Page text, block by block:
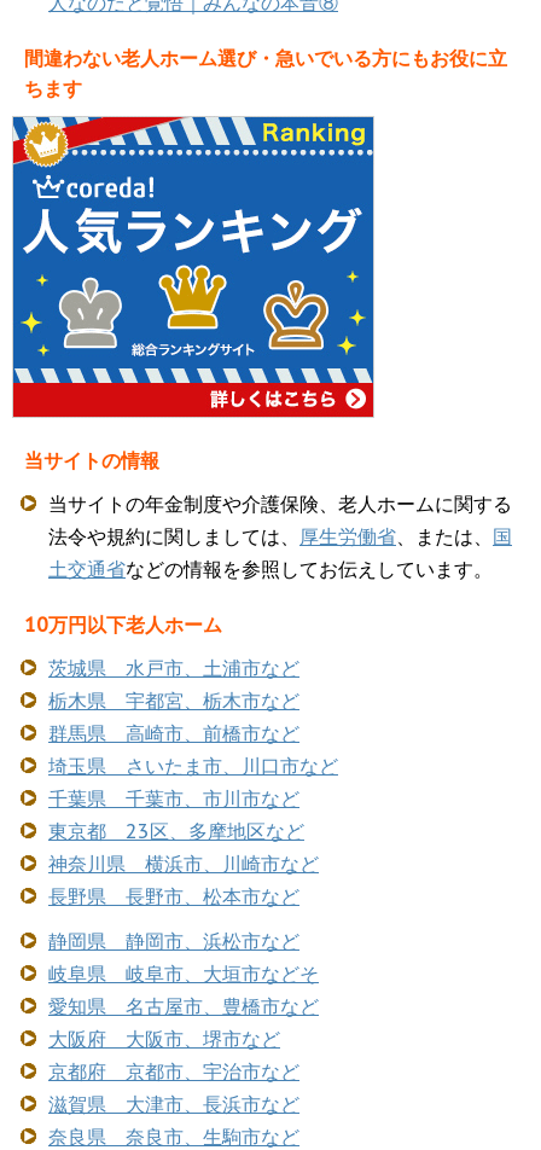
間違わない老人ホーム選び・急いでいる方にもお役に立
ちます
当サイトの情報
当サイトの年金制度や介護保険、老人ホームに関する
法令や規約に関しましては、 厚生労働省 、または、 国
土交通省などの情報を参照してお伝えしています。
10万円以下老人ホーム
茨城県 水戸市、土浦市など
栃木県 宇都宮、栃木市など
群馬県 高崎市、前橋市など
埼玉県 さいたま市、川口市など
千葉県 千葉市、市川市など
東京都 23区、多摩地区など
神奈川県 横浜市、川崎市など
長野県 長野市、松本市など
静岡県 静岡市、浜松市など
岐阜県 岐阜市、大垣市などそ
愛知県 名古屋市、豊橋市など
大阪府 大阪市、堺市など
京都府 京都市、宇治市など
滋賀県 大津市、長浜市など
奈良県 奈良市、生駒市など